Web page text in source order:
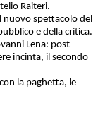
Raiteri.
nuovo spettacolo del
e della critica.
Lena: post-
incinta, il secondo
la paghetta, le